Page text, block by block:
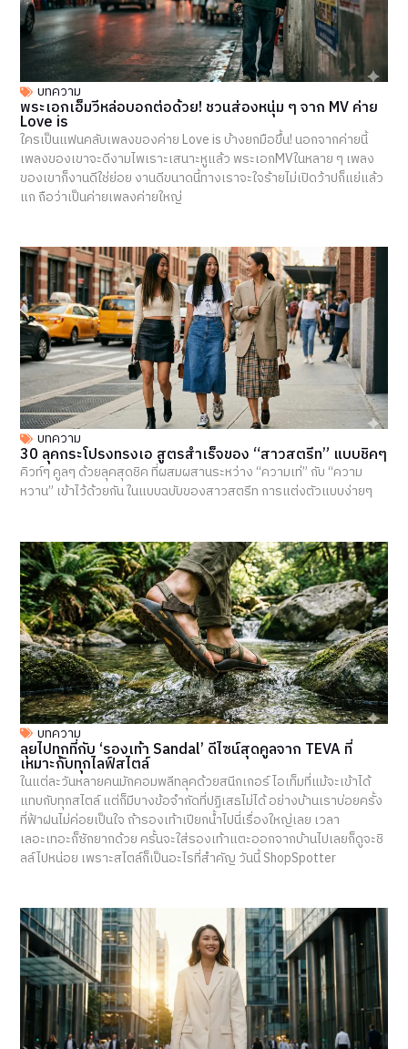
บทความ
พระเอกเอ็มวีหล่อบอกต่อด้วย! ชวนส่องหนุ่ม ๆ จาก MV ค่าย
Love is
ใครเป็นแฟนคลับเพลงของค่าย Love is บ้างยกมือขึ้น! นอกจากค่ายนี้
เพลงของเขาจะดีงามไพเราะเสนาะหูแล้ว พระเอกMVในหลาย ๆ เพลง
ของเขาก็งานดีใช่ย่อย งานดีขนาดนี้ทางเราจะใจร้ายไม่เปิดว้าปก็แย่แล้ว
แก ถือว่าเป็นค่ายเพลงค่ายใหญ่
บทความ
30 ลุคกระโปรงทรงเอ สูตรสำเร็จของ “สาวสตรีท” แบบชิคๆ
คิวท์ๆ คูลๆ ด้วยลุคสุดชิค ที่ผสมผสานระหว่าง “ความเท่” กับ “ความ
หวาน” เข้าไว้ด้วยกัน ในแบบฉบับของสาวสตรีท การแต่งตัวแบบง่ายๆ
บทความ
ลุยไปทุกที่กับ ‘รองเท้า Sandal’ ดีไซน์สุดคูลจาก TEVA ที่
เหมาะกับทุกไลฟ์สไตล์
ในแต่ละวันหลายคนมักคอมพลีทลุคด้วยสนีกเกอร์ ไอเท็มที่แม้จะเข้าได้
แทบกับทุกสไตล์ แต่ก็มีบางข้อจำกัดที่ปฏิเสธไม่ได้ อย่างบ้านเราบ่อยครั้ง
ที่ฟ้าฝนไม่ค่อยเป็นใจ ถ้ารองเท้าเปียกน้ำไปนี่เรื่องใหญ่เลย เวลา
เลอะเทอะก็ซักยากด้วย ครั้นจะใส่รองเท้าแตะออกจากบ้านไปเลยก็ดูจะชิ
ลล์ไปหน่อย เพราะสไตล์ก็เป็นอะไรที่สำคัญ วันนี้ ShopSpotter